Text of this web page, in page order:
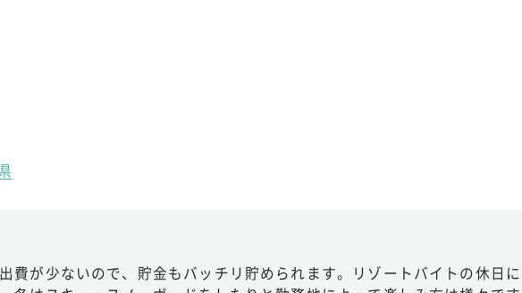
費が少ないので、貯金もバッチリ貯められます。リゾートバイトの休日